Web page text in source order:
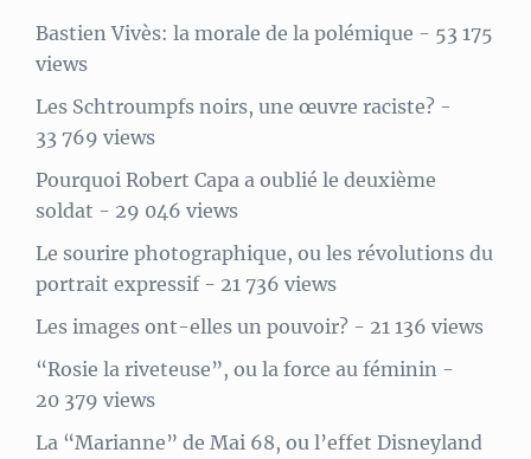
Bastien Vivès: la morale de la polémique - 53 175
views
Les Schtroumpfs noirs, une œuvre raciste? -
33 769 views
Pourquoi Robert Capa a oublié le deuxième
soldat - 29 046 views
Le sourire photographique, ou les révolutions du
portrait expressif- 21 736 views
Les images ont-elles un pouvoir? - 21 136 views
“Rosie la riveteuse”, ou la force au féminin -
20 379 views
La “Marianne” de Mai 68, ou l’effet Disneyland